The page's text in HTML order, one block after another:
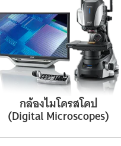
กล้องไมโครสโคป
(DigitalMicroscopes)